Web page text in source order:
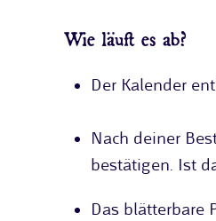
Wie läuft es ab?
Der Kalender
Nach deiner
bestätigen. Ist
Das blätterbare